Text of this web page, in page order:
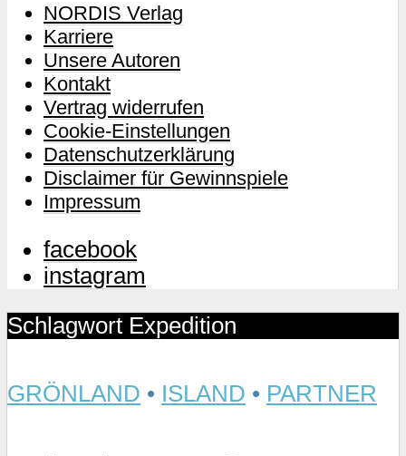
NORDIS Verlag
Karriere
Unsere Autoren
Kontakt
Vertrag widerrufen
Cookie-Einstellungen
Datenschutzerklärung
Disclaimer für Gewinnspiele
Impressum
facebook
instagram
Schlagwort Expedition
GRÖNLAND • ISLAND • PARTNER